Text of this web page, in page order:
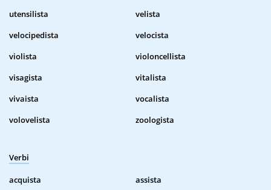
utensilista
velista
velocipedista
velocista
violista
violoncellista
visagista
vitalista
vivaista
vocalista
volovelista
zoologista
Verbi
acquista
assista